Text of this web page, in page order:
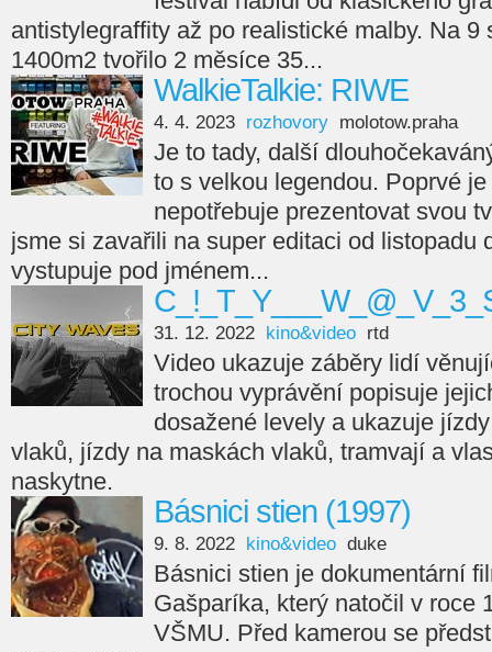
antistylegraffity až po realistické malby. Na 9
1400m2 tvořilo 2 měsíce 35...
WalkieTalkie: RIWE
4. 4. 2023 rozhovory molotow.praha
Je to tady, další
to s velkou legendou. Poprvé
nepotřebuje prezentovat svou
jsme si zavařili na super editaci od listopadu
vystupuje pod jménem...
31. 12. 2022 kino&video rtd
Video ukazuje záběry lidí
trochou vyprávění popisuje
dosažené levely a ukazuje
vlaků, jízdy na maskách vlaků, tramvají a
naskytne.
Básnici stien (1997)
9. 8. 2022 kino&video duke
Básnici stien je dokumentární
Gašparíka, který natočil v roce
VŠMU. Před kamerou se